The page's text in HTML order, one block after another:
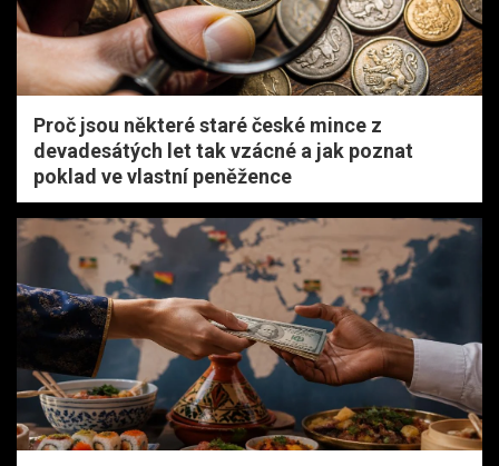
Proč jsou některé staré české mince z
devadesátých let tak vzácné a jak poznat
poklad ve vlastní peněžence